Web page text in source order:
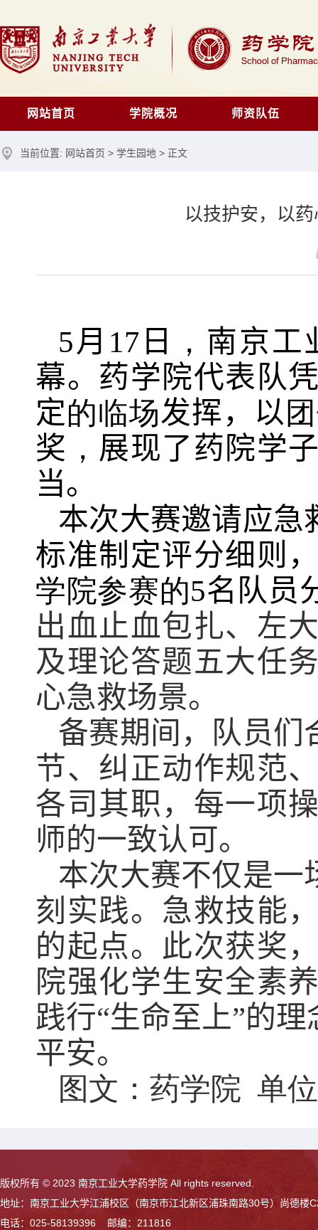
网站首页 学院概况 师资队伍
当前位置: 网站首页 > 学生园地 > 正文
以技护安，以
5月17日 ， 南京工
幕。药学院代表队
定的临场发挥，以
奖 ， 展现了药院学
当。
本次大赛邀请应急
标准制定评分细则
学院参赛的5名队员
出血止血包扎、左
及理论答题五大任
心急救场景。
备赛期间，队员们
节、纠正动作规范
各司其职，每一项
师的一致认可。
本次大赛不仅是一
刻实践。急救技能
的起点。此次获奖
院强化学生安全素
践行“生命至上”的
平安。
图文：药学院  单
版权所有 © 2023 南京工业大学药学院 All rights reserved.
地址：南京工业大学江浦校区（南京市江北新区浦珠南路30号）尚德楼
电话：025-58139396 邮编：211816